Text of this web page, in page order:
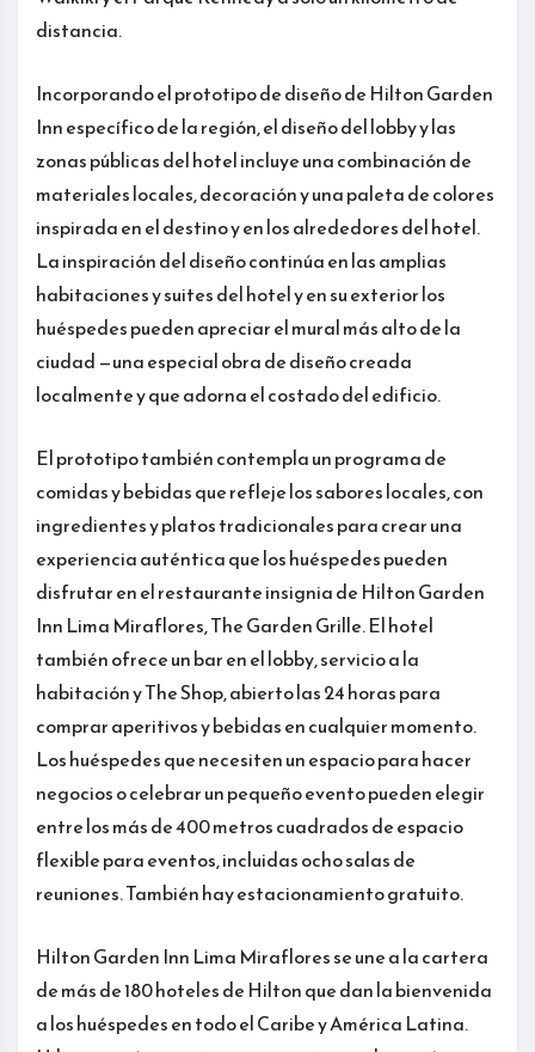
distancia.
Incorporando el prototipo de diseño de Hilton Garden
Inn específico de la región, el diseño del lobby y las
zonas públicas del hotel incluye una combinación de
materiales locales, decoración y una paleta de colores
inspirada en el destino y en los alrededores del hotel.
La inspiración del diseño continúa en las amplias
habitaciones y suites del hotel y en su exterior los
huéspedes pueden apreciar el mural más alto de la
ciudad —una especial obra de diseño creada
localmente y que adorna el costado del edificio.
El prototipo también contempla un programa de
comidas y bebidas que refleje los sabores locales, con
ingredientes y platos tradicionales para crear una
experiencia auténtica que los huéspedes pueden
disfrutar en el restaurante insignia de Hilton Garden
Inn Lima Miraflores, The Garden Grille. El hotel
también ofrece un bar en el lobby, servicio a la
habitación y The Shop, abierto las 24 horas para
comprar aperitivos y bebidas en cualquier momento.
Los huéspedes que necesiten un espacio para hacer
negocios o celebrar un pequeño evento pueden elegir
entre los más de 400 metros cuadrados de espacio
flexible para eventos, incluidas ocho salas de
reuniones. También hay estacionamiento gratuito.
Hilton Garden Inn Lima Miraflores se une a la cartera
de más de 180 hoteles de Hilton que dan la bienvenida
a los huéspedes en todo el Caribe y América Latina.